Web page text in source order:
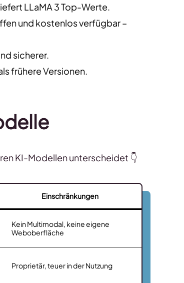
LLaMA 3 Top-Werte.
und kostenlos verfügbar –
sicherer.
frühere Versionen.
KI-Modellen unterscheidet 👇
Einschränkungen
Kein Multimodal, keine eigene
Weboberfläche
Proprietär, teuer in der Nutzung